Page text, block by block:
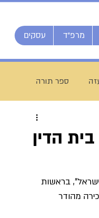
מרפ"ד עסקים
ספר תורה
הרב אליהו ענקרי
ישיבת כסא רחמים
הדין
בראשות
מהודר